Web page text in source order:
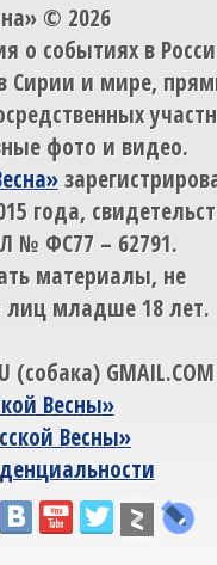
© 2026
о событиях в
Сирии и мире,
фото и видео.
года,
№ ФС77 – 62791.
материалы, не
лиц младше 18 лет.
(собака) GMAIL.COM
Весны»
Весны»